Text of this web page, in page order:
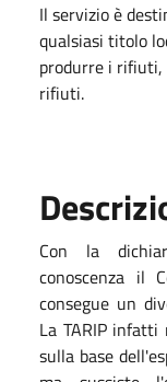
Il servizio è
qualsiasi titolo
produrre i rifiuti,
rifiuti.
Con la
conoscenza il
consegue un
La TARIP
sulla base